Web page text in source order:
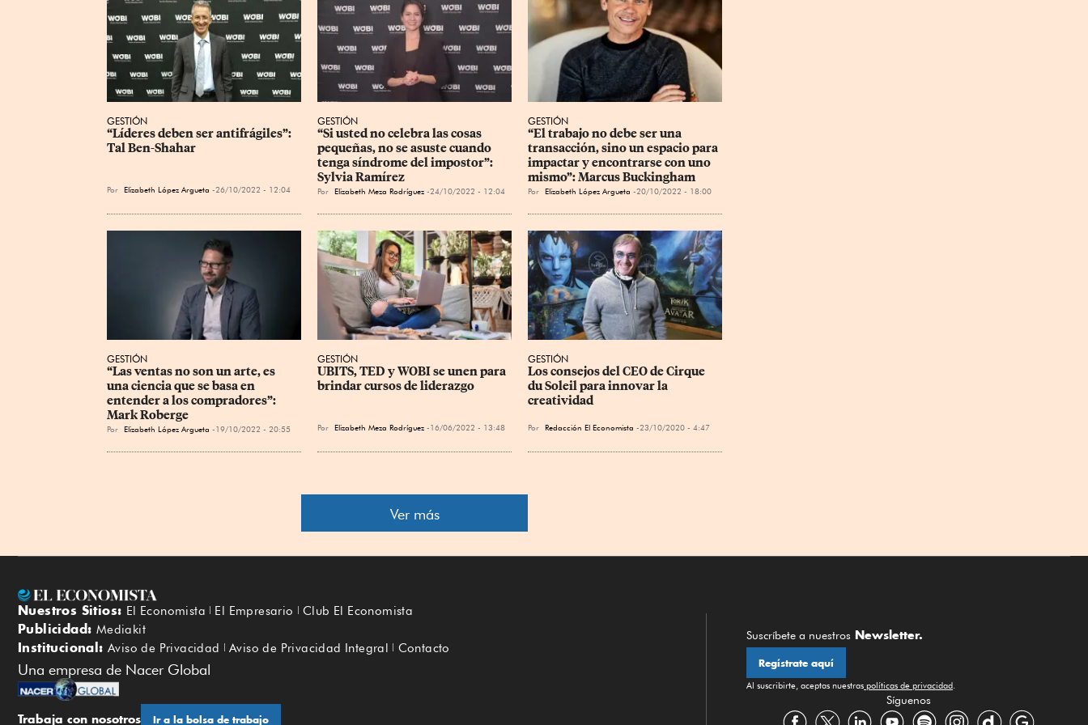
GESTIÓN
“Líderes deben ser antifrágiles”:
Tal Ben-Shahar
Por Elizabeth López Argueta 26/10/2022 - 12:04
GESTIÓN
“Si usted no celebra las cosas
pequeñas, no se asuste cuando
tenga síndrome del impostor”:
Sylvia Ramírez
Por Elizabeth Meza Rodríguez 24/10/2022 - 12:04
GESTIÓN
“El trabajo no debe ser una
transacción, sino un espacio para
impactar y encontrarse con uno
mismo”: Marcus Buckingham
Por Elizabeth López Argueta 20/10/2022 - 18:00
GESTIÓN
“Las ventas no son un arte, es
una ciencia que se basa en
entender a los compradores”:
Mark Roberge
Por Elizabeth López Argueta 19/10/2022 - 20:55
GESTIÓN
UBITS, TED y WOBI se unen para
brindar cursos de liderazgo
Por Elizabeth Meza Rodríguez 16/06/2022 - 13:48
GESTIÓN
Los consejos del CEO de Cirque
du Soleil para innovar la
creatividad
Por Redacción El Economista 23/10/2020 - 4:47
Ver más
Nuestros Sitios: El Economista El Empresario Club El Economista
Publicidad: Mediakit
Institucional: Aviso de Privacidad Aviso de Privacidad Integral Contacto
Una empresa de Nacer Global
Trabaja con nosotros Ir a la bolsa de trabajo
Suscríbete a nuestros Newsletter.
Regístrate aquí
Al suscribirte, aceptas nuestras políticas de privacidad
Síguenos